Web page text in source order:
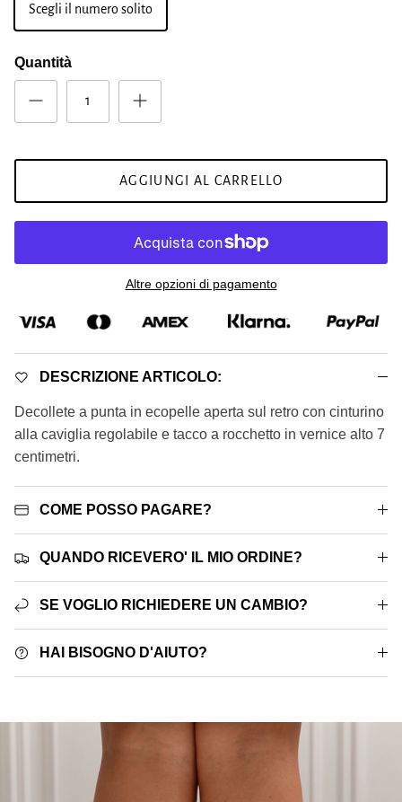
Scegli il numero solito
Quantità
AGGIUNGI AL CARRELLO
Altre opzioni di pagamento
DESCRIZIONE ARTICOLO:
Decollete a punta in ecopelle aperta sul retro con cinturino
alla caviglia regolabile e tacco a rocchetto in vernice alto 7
centimetri.
COME POSSO PAGARE?
QUANDO RICEVERO' IL MIO ORDINE?
SE VOGLIO RICHIEDERE UN CAMBIO?
HAI BISOGNO D'AIUTO?